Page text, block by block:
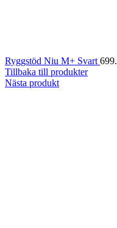
Ryggstöd Niu M+ Svart
Tillbaka till produkter
Nästa produkt